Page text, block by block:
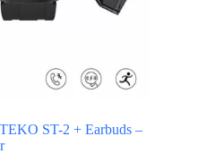
ST-2 + Earbuds –